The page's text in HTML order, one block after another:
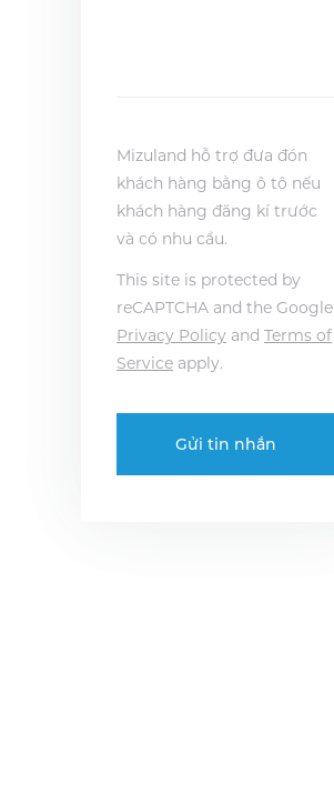
Mizuland hỗ trợ đưa đón
khách hàng bằng ô tô nếu
khách hàng đăng kí trước
và có nhu cầu.
This site is protected by
reCAPTCHA and the Google
Privacy Policyand Terms of
Serviceapply.